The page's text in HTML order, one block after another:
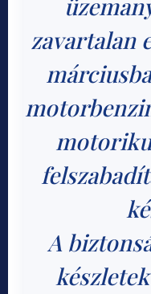
zavartalan
A